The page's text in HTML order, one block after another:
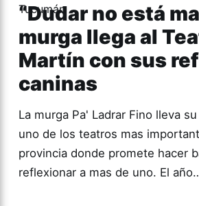
“Dudar no está
murga llega al
Martín con sus
caninas
La murga Pa' Ladrar Fino lleva
uno de los teatros mas
provincia donde promete hacer
reflexionar a mas de uno. El